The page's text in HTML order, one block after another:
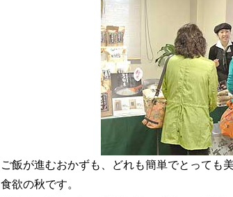
ご飯が進むおかずも、どれも簡単でとっても
食欲の秋です。